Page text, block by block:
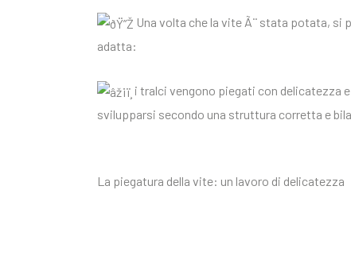
Una volta che la vite Ã¨ stata potata, si
adatta:
i tralci vengono piegati con delicatezza
svilupparsi secondo una struttura corretta e
La piegatura della vite: un lavoro di delicatezza